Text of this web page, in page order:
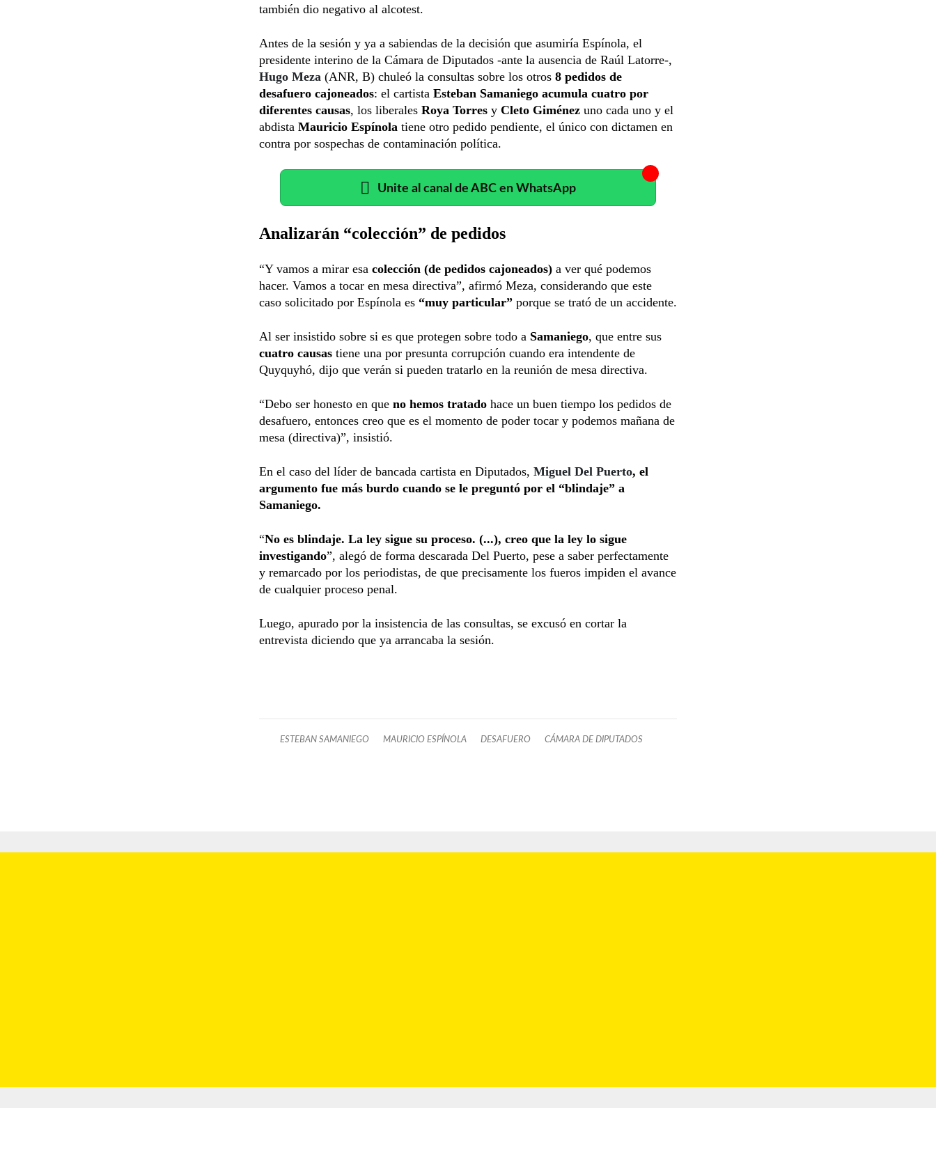
también dio negativo al alcotest.
Antes de la sesión y ya a sabiendas de la decisión que asumiría Espínola, el
presidente interino de la Cámara de Diputados -ante la ausencia de Raúl Latorre-,
Hugo Meza (ANR, B) chuleó la consultas sobre los otros 8 pedidos de
desafuero cajoneados: el cartista Esteban Samaniego acumula cuatro por
diferentes causas, los liberales Roya Torres y Cleto Giménez uno cada uno y el
abdista Mauricio Espínola tiene otro pedido pendiente, el único con dictamen en
contra por sospechas de contaminación política.
Unite al canal de ABC en WhatsApp
Analizarán “colección” de pedidos
“Y vamos a mirar esa colección (de pedidos cajoneados) a ver qué podemos
hacer. Vamos a tocar en mesa directiva”, afirmó Meza, considerando que este
caso solicitado por Espínola es “muy particular” porque se trató de un accidente.
Al ser insistido sobre si es que protegen sobre todo a Samaniego, que entre sus
cuatro causas tiene una por presunta corrupción cuando era intendente de
Quyquyhó, dijo que verán si pueden tratarlo en la reunión de mesa directiva.
“Debo ser honesto en que no hemos tratado hace un buen tiempo los pedidos de
desafuero, entonces creo que es el momento de poder tocar y podemos mañana de
mesa (directiva)”, insistió.
En el caso del líder de bancada cartista en Diputados, Miguel Del Puerto, el
argumento fue más burdo cuando se le preguntó por el “blindaje” a
Samaniego.
“No es blindaje. La ley sigue su proceso. (...), creo que la ley lo sigue
investigando”, alegó de forma descarada Del Puerto, pese a saber perfectamente
y remarcado por los periodistas, de que precisamente los fueros impiden el avance
de cualquier proceso penal.
Luego, apurado por la insistencia de las consultas, se excusó en cortar la
entrevista diciendo que ya arrancaba la sesión.
ESTEBAN SAMANIEGO MAURICIO ESPÍNOLA DESAFUERO CÁMARA DE DIPUTADOS